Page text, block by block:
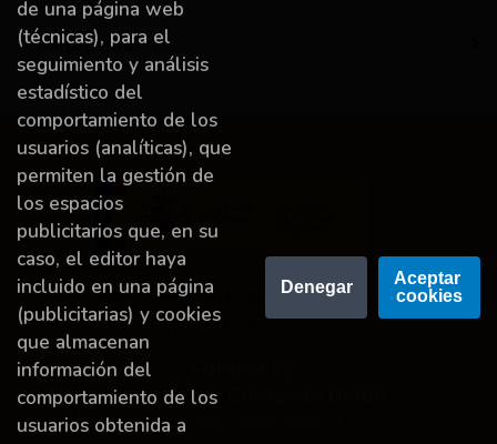
A miña conta
Proyecto financiado por la Dirección General del
Libro y Fomento de la Lectura, Ministerio de
Cultura y Deporte.
de una página web
(técnicas), para el
seguimiento y análisis
estadístico del
comportamiento de los
usuarios (analíticas), que
permiten la gestión de
los espacios
publicitarios que, en su
caso, el editor haya
incluido en una página
(publicitarias) y cookies
que almacenan
información del
comportamiento de los
usuarios obtenida a
Denegar
Aceptar
cookies